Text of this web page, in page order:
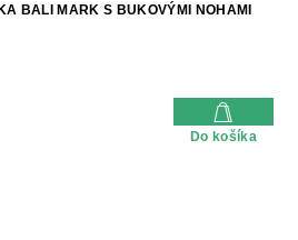
BALI MARK S BUKOVÝMI NOHAMI
Do košíka